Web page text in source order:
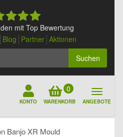
mit Top Bewertung
Blog Partner Aktionen
Suchen
KONTO
0
WARENKORB ANGEBOTE
Banjo XR Mould